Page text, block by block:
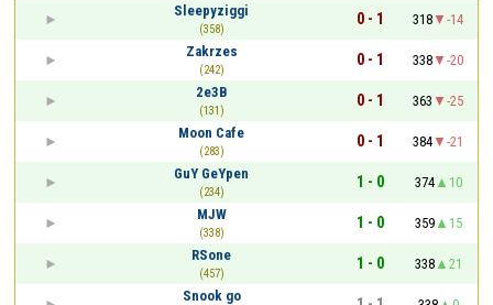
Sleepyziggi
(358)
0 - 1 318
-14
Zakrzes
(242)
0 - 1 338
-20
2e3B
(131)
0 - 1 363
-25
Moon Cafe
(283)
0 - 1 384
-21
GuY GeYpen
(234)
1 - 0 374
10
MJW
(338)
1 - 0 359
15
RSone
(457)
1 - 0 338
21
Snook go